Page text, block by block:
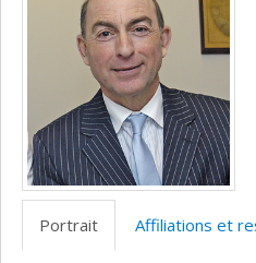
Portrait Affiliations et